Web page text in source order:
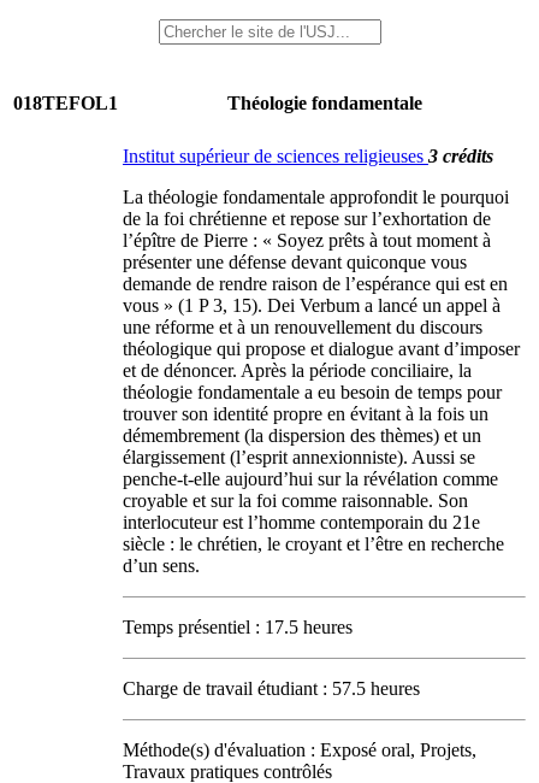
018TEFOL1 Théologie fondamentale
Institut supérieur de sciences religieuses 3 crédits
La théologie fondamentale approfondit le pourquoi
de la foi chrétienne et repose sur l’exhortation de
l’épître de Pierre : « Soyez prêts à tout moment à
présenter une défense devant quiconque vous
demande de rendre raison de l’espérance qui est en
vous » (1 P 3, 15). Dei Verbum a lancé un appel à
une réforme et à un renouvellement du discours
théologique qui propose et dialogue avant d’imposer
et de dénoncer. Après la période conciliaire, la
théologie fondamentale a eu besoin de temps pour
trouver son identité propre en évitant à la fois un
démembrement (la dispersion des thèmes) et un
élargissement (l’esprit annexionniste). Aussi se
penche-t-elle aujourd’hui sur la révélation comme
croyable et sur la foi comme raisonnable. Son
interlocuteur est l’homme contemporain du 21e
siècle : le chrétien, le croyant et l’être en recherche
d’un sens.
Temps présentiel : 17.5 heures
Charge de travail étudiant : 57.5 heures
Méthode(s) d'évaluation : Exposé oral, Projets,
Travaux pratiques contrôlés